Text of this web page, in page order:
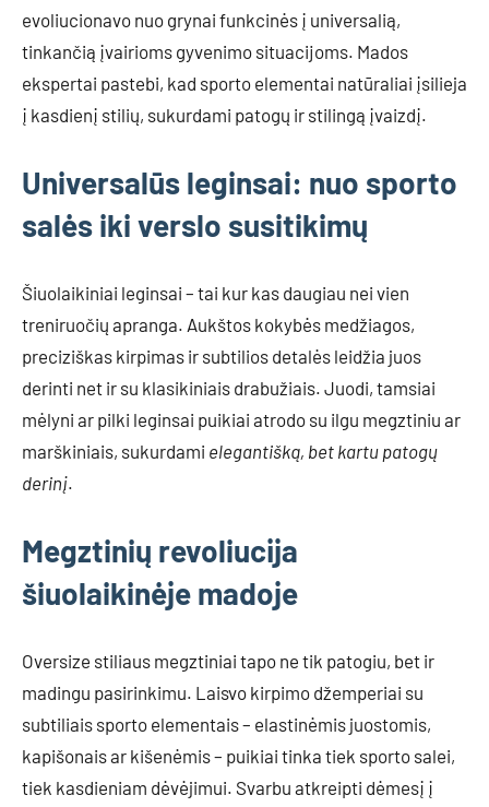
evoliucionavo nuo grynai funkcinės į universalią,
tinkančią įvairioms gyvenimo situacijoms. Mados
ekspertai pastebi, kad sporto elementai natūraliai įsilieja
į kasdienį stilių, sukurdami patogų ir stilingą įvaizdį.
Universalūs leginsai: nuo sporto
salės iki verslo susitikimų
Šiuolaikiniai leginsai – tai kur kas daugiau nei vien
treniruočių apranga. Aukštos kokybės medžiagos,
preciziškas kirpimas ir subtilios detalės leidžia juos
derinti net ir su klasikiniais drabužiais. Juodi, tamsiai
mėlyni ar pilki leginsai puikiai atrodo su ilgu megztiniu ar
marškiniais, sukurdami elegantišką, bet kartu patogų
derinį.
Megztinių revoliucija
šiuolaikinėje madoje
Oversize stiliaus megztiniai tapo ne tik patogiu, bet ir
madingu pasirinkimu. Laisvo kirpimo džemperiai su
subtiliais sporto elementais – elastinėmis juostomis,
kapišonais ar kišenėmis – puikiai tinka tiek sporto salei,
tiek kasdieniam dėvėjimui. Svarbu atkreipti dėmesį į